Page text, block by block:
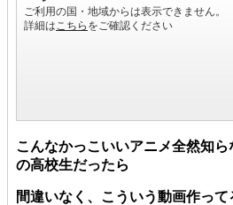
こんなかっこいいアニメ全然知
の高校生だったら
間違いなく、こういう動画作って